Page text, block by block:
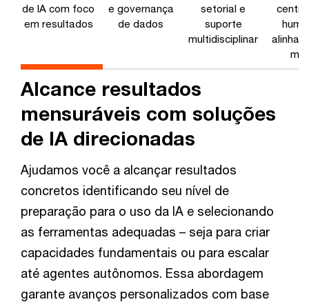
de IA com foco
em resultados
e governança
de dados
setorial e
suporte
multidisciplinar
Alcance resultados
mensuráveis com soluções
de IA direcionadas
Ajudamos você a alcançar resultados
concretos identificando seu nível de
preparação para o uso da IA e selecionando
as ferramentas adequadas – seja para criar
capacidades fundamentais ou para escalar
até agentes autônomos. Essa abordagem
garante avanços personalizados com base